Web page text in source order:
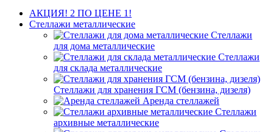
АКЦИЯ! 2 ПО ЦЕНЕ 1!
Стеллажи металлические
Стеллажи
для дома металлические
Стеллажи
для склада металлические
Стеллажи для хранения ГСМ (бензина, дизеля)
Аренда стеллажей
Стеллажи
архивные металлические